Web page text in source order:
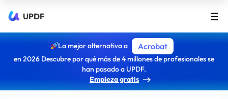
UPDF
La mejor alternativa a Acrobat
en 2026 Descubre por qué más de 4 millones de profesionales se
han pasado a UPDF.
Empieza gratis